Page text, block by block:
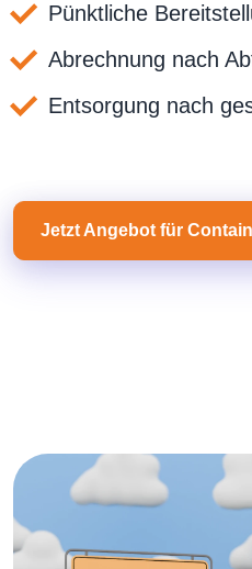
Pünktliche
Abrechnung nach
Entsorgung nach
Jetzt Angebot für